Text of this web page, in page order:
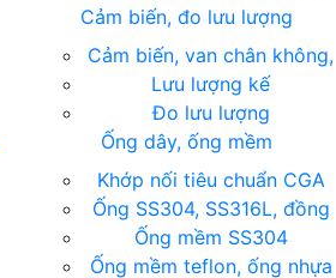
Cảm biến, đo lưu lượng
Cảm biến, van chân không,
Lưu lượng kế
Đo lưu lượng
Ống dây, ống mềm
Khớp nối tiêu chuẩn CGA
Ống SS304, SS316L, đồng
Ống mềm SS304
Ống mềm teflon, ống nhựa